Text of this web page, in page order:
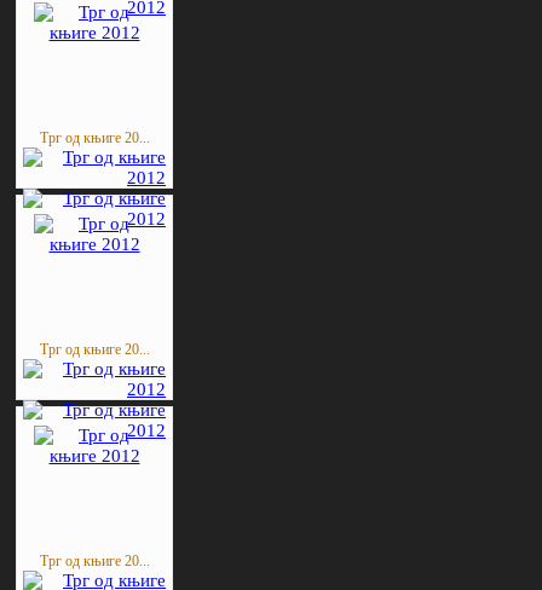
Трг од књиге 20...
Трг од књиге 20...
Трг од књиге 20...